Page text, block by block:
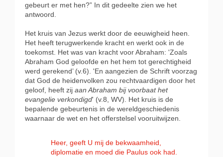
gebeurt er met hen?” In dit gedeelte zien we het
antwoord.
Het kruis van Jezus werkt door de eeuwigheid heen.
Het heeft terugwerkende kracht en werkt ook in de
toekomst. Het was van kracht voor Abraham: 'Zoals
Abraham God geloofde en het hem tot gerechtigheid
werd gerekend’ (v.6). 'En aangezien de Schrift voorzag
dat God de heidenvolken zou rechtvaardigen door het
geloof, heeft zij aan Abraham bij voorbaat het
evangelie verkondigd' (v.8, WV). Het kruis is de
bepalende gebeurtenis in de wereldgeschiedenis
waarnaar de wet en het offerstelsel vooruitwijzen.
Heer, geeft U mij de bekwaamheid,
diplomatie en moed die Paulus ook had.